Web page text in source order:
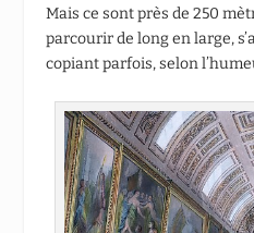
Mais ce sont près de 250
parcourir de long en large,
copiant parfois, selon